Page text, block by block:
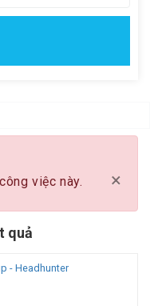
×
việc này.
quả
- Headhunter